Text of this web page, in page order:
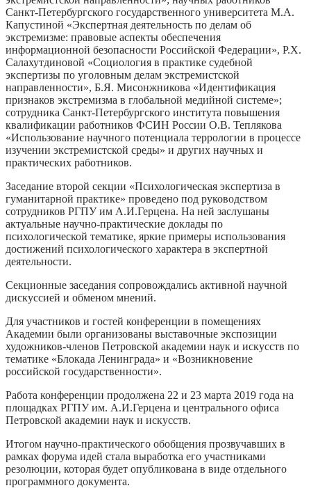
Санкт-Петербургского государственного университета М.А.
Капустиной «Экспертная деятельность по делам об
экстремизме: правовые аспекты обеспечения
информационной безопасности Российской Федерации», Р.Х.
Салахутдиновой «Социология в практике судебной
экспертизы по уголовным делам экстремистской
направленности», Б.Я. Мисонжникова «Идентификация
признаков экстремизма в глобальной медийной системе»;
сотрудника Санкт-Петербургского института повышения
квалификации работников ФСИН России О.В. Теплякова
«Использование научного потенциала террологии в процессе
изучении экстремистской среды» и других научных и
практических работников.
Заседание второй секции «Психологическая экспертиза в
гуманитарной практике» проведено под руководством
сотрудников РГПУ им А.И.Герцена. На ней заслушаны
актуальные научно-практические доклады по
психологической тематике, яркие примеры использования
достижений психологического характера в экспертной
деятельности.
Секционные заседания сопровождались активной научной
дискуссией и обменом мнений.
Для участников и гостей конференции в помещениях
Академии были организованы выставочные экспозиции
художников-членов Петровской академии наук и искусств по
тематике «Блокада Ленинграда» и «Возникновение
российской государственности».
Работа конференции продолжена 22 и 23 марта 2019 года на
площадках РГПУ им. А.И.Герцена и центрального офиса
Петровской академии наук и искусств.
Итогом научно-практического обобщения прозвучавших в
рамках форума идей стала выработка его участниками
резолюции, которая будет опубликована в виде отдельного
программного документа.